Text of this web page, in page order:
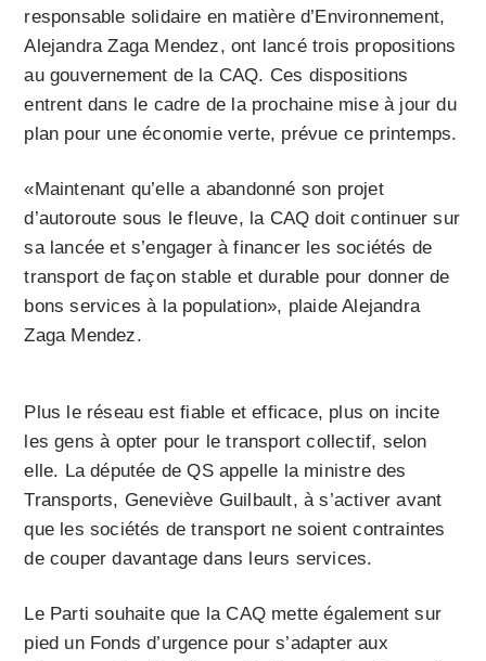
responsable solidaire en matière d’Environnement,
Alejandra Zaga Mendez, ont lancé trois propositions
au gouvernement de la CAQ. Ces dispositions
entrent dans le cadre de la prochaine mise à jour du
plan pour une économie verte, prévue ce printemps.
«Maintenant qu’elle a abandonné son projet
d’autoroute sous le fleuve, la CAQ doit continuer sur
sa lancée et s’engager à financer les sociétés de
transport de façon stable et durable pour donner de
bons services à la population», plaide Alejandra
Zaga Mendez.
Plus le réseau est fiable et efficace, plus on incite
les gens à opter pour le transport collectif, selon
elle. La députée de QS appelle la ministre des
Transports, Geneviève Guilbault, à s’activer avant
que les sociétés de transport ne soient contraintes
de couper davantage dans leurs services.
Le Parti souhaite que la CAQ mette également sur
pied un Fonds d’urgence pour s’adapter aux